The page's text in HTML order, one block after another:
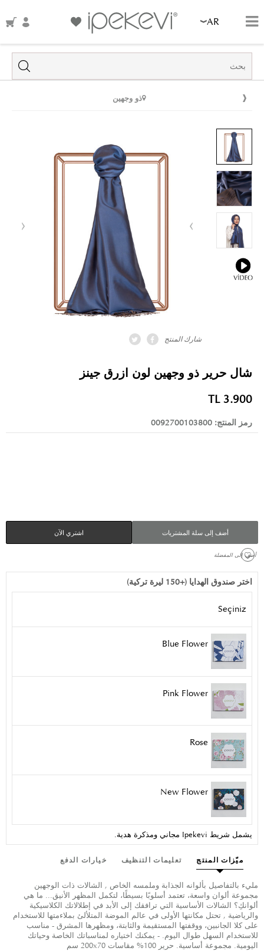
AR
ذو وجهين
شارك المنتج
شال حرير ذو وجهين لون ازرق جينز
3.900
رمز المنتج: 0092700103800
أضف إلى سلة المشتريات اشتري الآن
أضف إلى المفضلة
اختر صندوق الهدايا (+150 ليرة تركية)
Seçiniz
Blue Flower
Pink Flower
Rose
New Flower
يشمل شريط Ipekevi مجاني ومذكرة هدية.
ميّزات المنتج تعليمات التنظيف خيارات الدفع
مليء بالتفاصيل بألوانه الجذابة وملمسه الخاص , الشالات ذات الوجهين
مجموعة ألوان واسعة، تعتمد أسلوبًا بسيطًا، لتكمل المظهر الأنيق... ما هي
ألوانكِ؟ الشالات الأساسية التي ترافقك إلى الأبد في إطلالاتك الكلاسيكية
والرياضية , تحتل مكانتها الأولى في عالم الموضة المتلألئ بملاءمتها للاستخدام
على كلا الجانبين، ووقفتها المستقيمة والثابتة، ومظهرها المشرق - مناسب
للاستخدام السهل طوال اليوم. - يمكنك اختياره لمناسباتك الخاصة وحياتك
اليومية. مجموعة أساسية. حرير 100% مقاسات 200x70 سم